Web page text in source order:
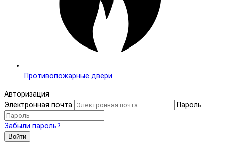
Противопожарные двери
Авторизация
Электронная почта
Пароль
Забыли пароль?
Войти